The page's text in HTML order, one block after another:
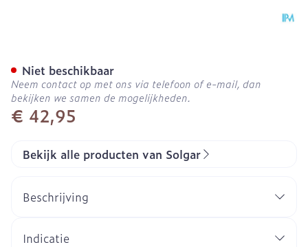
€ 42,95
Niet beschikbaar
Neem contact op met ons via telefoon of e-mail, dan
bekijken we samen de mogelijkheden.
Bekijk alle producten van Solgar
Beschrijving
Indicatie